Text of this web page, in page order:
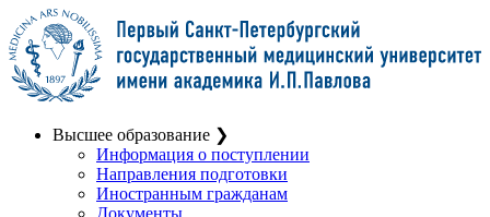
Высшее образование ❯
Информация о поступлении
Направления подготовки
Иностранным гражданам